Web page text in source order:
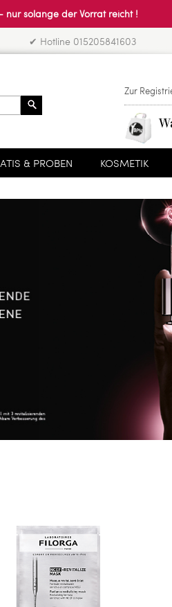
nur solange der Vorrat reicht !
✔ Hotline 015205841603
Zur
& PROBEN KOSMETIK